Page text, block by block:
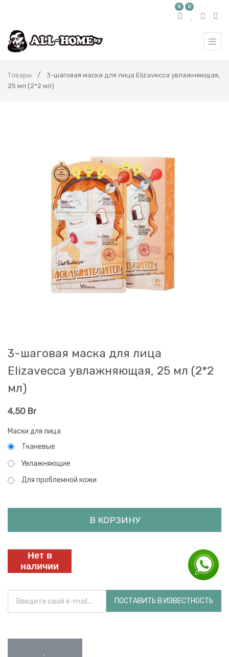
0 0
Товары
3-шаговая маска для лица Elizavecca увлажняющая,
25 мл (2*2 мл)
3-шаговая маска для лица
Elizavecca увлажняющая, 25 мл (2*2
мл)
4,50 Br
Маски для лица
Тканевые
Увлажняющие
Для проблемной кожи
В КОРЗИНУ
Нет в
наличии
ПОСТАВИТЬ В ИЗВЕСТНОСТЬ